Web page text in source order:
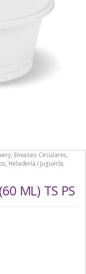
, Envases Circulares,
, Heladería / Juguería,
ML) TS PS